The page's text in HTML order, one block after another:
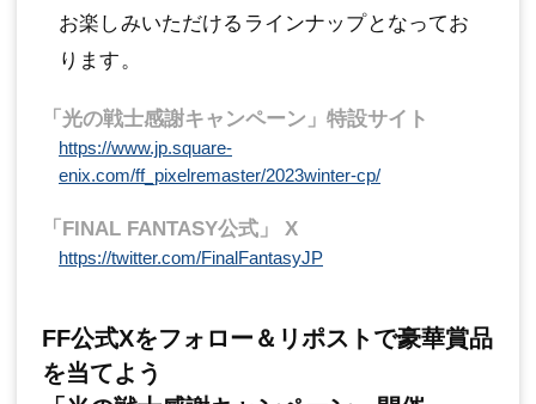
お楽しみいただけるラインナップとなってお
ります。
「光の戦士感謝キャンペーン」特設サイト
https://www.jp.square-
enix.com/ff_pixelremaster/2023winter-cp/
「FINAL FANTASY公式」 X
https://twitter.com/FinalFantasyJP
FF公式Xをフォロー＆リポストで豪華賞品
を当てよう